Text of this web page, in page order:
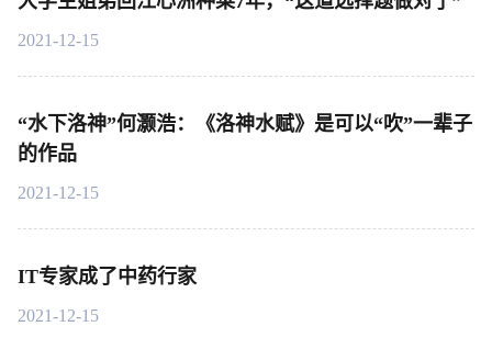
2021-12-15
“水下洛神”何灏浩：《洛神水赋》是可以“吹”一辈子
的作品
2021-12-15
IT专家成了中药行家
2021-12-15